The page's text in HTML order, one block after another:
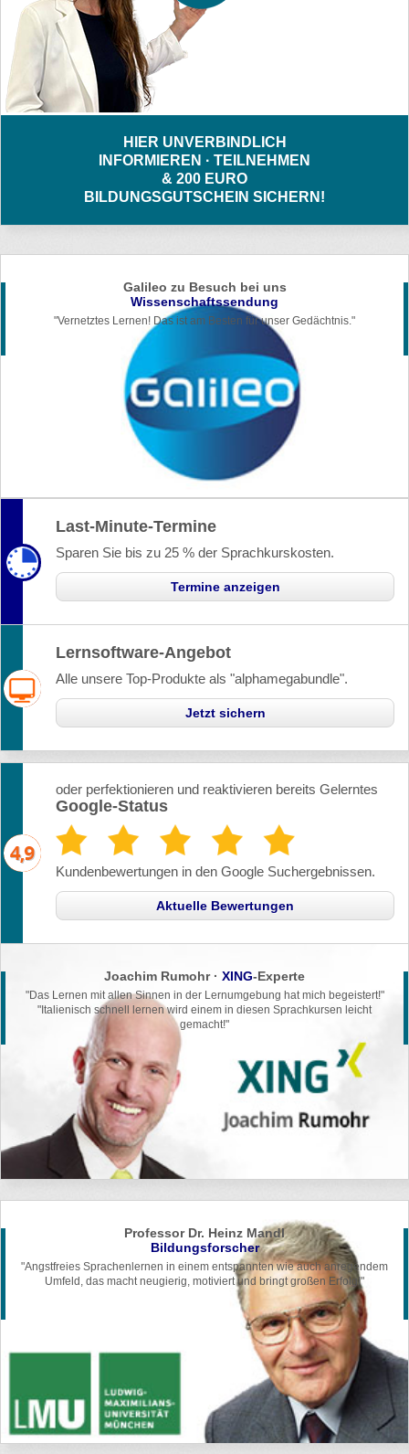
HIER UNVERBINDLICH
INFORMIEREN · TEILNEHMEN
& 200 EURO
BILDUNGSGUTSCHEIN SICHERN!
Galileo zu Besuch bei uns
Wissenschaftssendung
"Vernetztes Lernen! Das ist am Besten für unser Gedächtnis."
Last-Minute-Termine
Sparen Sie bis zu 25 % der Sprachkurskosten.
Termine anzeigen
Lernsoftware-Angebot
Alle unsere Top-Produkte als "alphamegabundle".
Jetzt sichern
oder perfektionieren und reaktivieren bereits Gelerntes
Google-Status
Kundenbewertungen in den Google Suchergebnissen.
Aktuelle Bewertungen
Joachim Rumohr · XING-Experte
"Das Lernen mit allen Sinnen in derLernumgebung hat mich begeistert!"
"Italienisch schnell lernen wird einem in diesen Sprachkursen leicht
gemacht!"
Professor Dr. Heinz Mandl
Bildungsforscher
"Angstfreies Sprachenlernen in einem entspannten wie auch anregendem
Umfeld, das macht neugierig, motiviert und bringt großen Erfolg!"